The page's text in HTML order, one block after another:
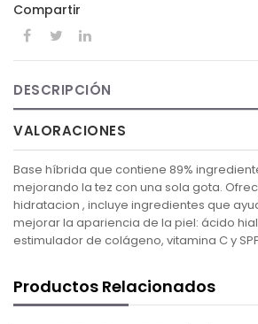
Compartir
DESCRIPCIÓN
VALORACIONES
Base híbrida que contiene 89%
mejorando la tez con una sola gota.
hidratacion , incluye ingredientes que
mejorar la apariencia de la piel: ácido
estimulador de colágeno, vitamina C y
Productos Relacionados